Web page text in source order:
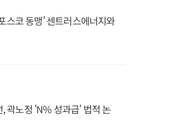
스코 동맹' 센트러스에너지와
곽노정 'N% 성과급' 법적 논